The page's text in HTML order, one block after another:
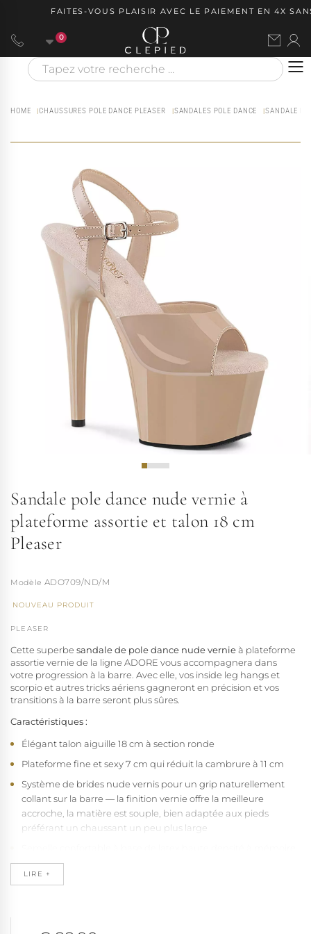
FAITES-VOUS PLAISIR AVEC LE PAIEMENT EN 4X
0
HOME CHAUSSURES POLE DANCE PLEASER SANDALES POLE DANCE
Sandale pole dance nude vernie à
plateforme assortie et talon 18 cm
Pleaser
ADO709/ND/M
NOUVEAU PRODUIT
PLEASER
Cette superbe sandale de pole dance nude vernieà plateforme
assortie vernie de la ligne ADORE vous accompagnera dans
votre progression à la barre. Avec elle, vos inside leg hangs et
scorpio et autres tricks aériens gagneront en précision et vos
transitions à la barre seront plus sûres.
Caractéristiques :
Élégant talon aiguille 18 cm à section ronde
Plateforme fine et sexy 7 cm qui réduit la cambrure à 11 cm
Système de brides nude vernis pour un grip naturellement
collant sur la barre — la finition vernie offre la meilleure
accroche, la matière est souple, bien adaptée aux pieds
préférant un chaussant un peu plus large
de forme, recouverte de douce microfibre qui absorbe
l'humidité et empêche le pied de glisser
LIRE +